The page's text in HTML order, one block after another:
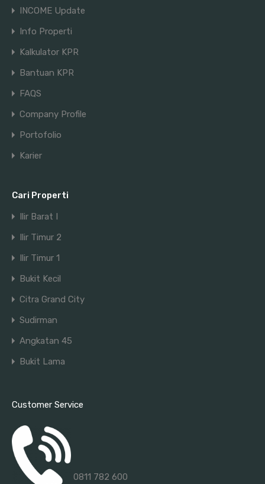
INCOME Update
Info Properti
Kalkulator KPR
Bantuan KPR
FAQS
Company Profile
Portofolio
Karier
Cari Properti
Ilir Barat I
Ilir Timur 2
Ilir Timur 1
Bukit Kecil
Citra Grand City
Sudirman
Angkatan 45
Bukit Lama
Customer Service
0811 782 600